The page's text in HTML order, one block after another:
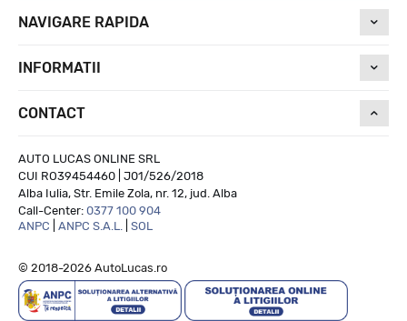
Run On Flat
NU
NAVIGARE RAPIDA
INFORMATII
CONTACT
AUTO LUCAS ONLINE SRL
CUI RO39454460 | J01/526/2018
Alba Iulia, Str. Emile Zola, nr. 12, jud. Alba
Call-Center: 0377 100 904
ANPC
ANPC S.A.L. SOL
© 2018-2026 AutoLucas.ro